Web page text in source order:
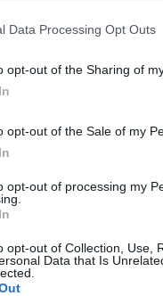
Data Processing Opt Outs
opt-out of the Sharing of
opt-out of the Sale of my
opt-out of processing my
opt-out of Collection, Use,
Data that Is
a Dyson új
a
pedig
állunk is leesett